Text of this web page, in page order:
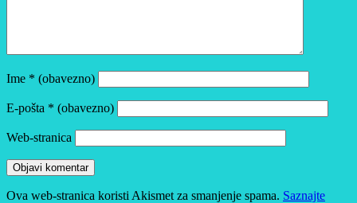
Ime * (obavezno)
E-pošta * (obavezno)
Web-stranica
Ova web-stranica koristi Akismet za smanjenje spama. Saznajte